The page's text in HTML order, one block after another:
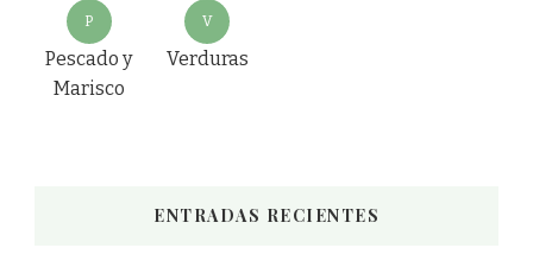
P
Pescado y
Marisco
V
Verduras
ENTRADAS RECIENTES